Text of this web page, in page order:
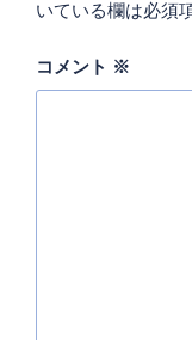
いている欄は必須
コメント ※